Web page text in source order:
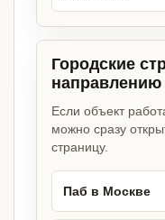
Городские
направлению
Если объект
можно сразу
страницу.
Паб в Москве